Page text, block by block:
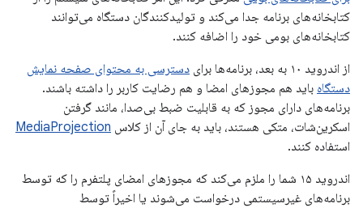
کتابخانه‌های برنامه جدا می‌کند و تولیدکنندگان دستگاه می‌توانند
کتابخانه‌های بومی خود را اضافه کنند.
از اندروید ۱۰ به بعد، برنامه‌ها برای
دسترسی به محتوای صفحه نمایش
دستگاه باید هم مجوزهای امضا و هم رضایت کاربر را داشته باشند.
برنامه‌های دارای مجوز که به قابلیت ضبط بی‌صدا، مانند گرفتن
اسکرین‌شات، متکی هستند، باید به جای آن از کلاس MediaProjection
استفاده کنند.
اندروید ۱۵ شما را ملزم می‌کند که مجوزهای امضای پلتفرم را که توسط
برنامه‌های غیرسیستمی درخواست می‌شوند یا اخیراً توسط